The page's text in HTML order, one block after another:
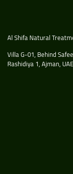
Al Shifa Natural
Villa G-01, Behind
Rashidiya 1, Ajman, UAE